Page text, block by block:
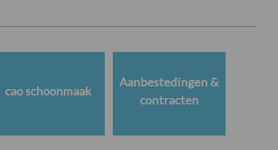
cao schoonmaak
Aanbestedingen &
contracten